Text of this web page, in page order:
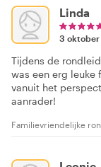
Linda
3 oktober
Tijdens de
was een erg leuke
vanuit het
aanrader!
Familievriendelijke